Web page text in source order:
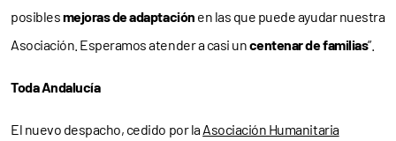
posiblesmejoras de adaptación en las que puede ayudar nuestra
Asociación. Esperamos atender a casi uncentenar de familias”.
Toda Andalucía
El nuevo despacho, cedido por laAsociación Humanitaria